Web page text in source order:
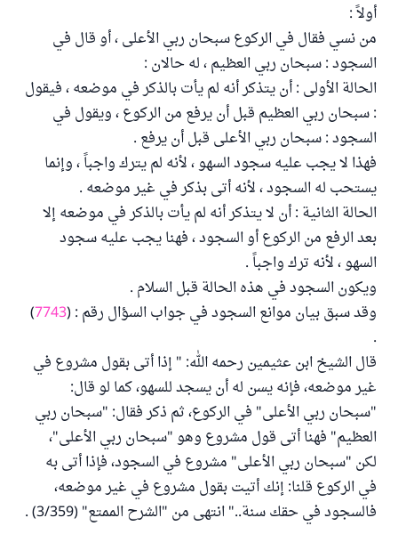
أولاً :
من نسي فقال في الركوع سبحان ربي الأعلى ، أو قال في
السجود : سبحان ربي العظيم ، له حالان :
الحالة الأولى : أن يتذكر أنه لم يأت بالذكر في موضعه ، فيقول
: سبحان ربي العظيم قبل أن يرفع من الركوع ، ويقول في
السجود : سبحان ربي الأعلى قبل أن يرفع .
فهذا لا يجب عليه سجود السهو ، لأنه لم يترك واجباً ، وإنما
يستحب له السجود ، لأنه أتى بذكر في غير موضعه .
الحالة الثانية : أن لا يتذكر أنه لم يأت بالذكر في موضعه إلا
بعد الرفع من الركوع أو السجود ، فهنا يجب عليه سجود
السهو ، لأنه ترك واجباً .
ويكون السجود في هذه الحالة قبل السلام .
وقد سبق بيان موانع السجود في جواب السؤال رقم : (7743
)
.
قال الشيخ ابن عثيمين رحمه الله: " إذا أتى بقول مشروع في
غير موضعه، فإنه يسن له أن يسجد للسهو، كما لو قال:
"سبحان ربي الأعلى" في الركوع، ثم ذكر فقال: "سبحان ربي
العظيم" فهنا أتى قول مشروع وهو "سبحان ربي الأعلى"،
لكن "سبحان ربي الأعلى" مشروع في السجود، فإذا أتى به
في الركوع قلنا: إنك أتيت بقول مشروع في غير موضعه،
فالسجود في حقك سنة.." انتهى من "الشرح الممتع" (3/359) .